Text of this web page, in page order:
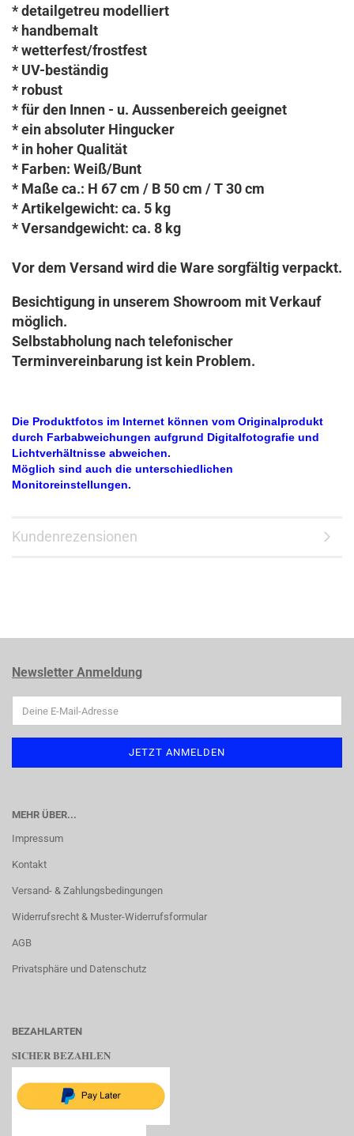
* detailgetreu modelliert
* handbemalt
* wetterfest/frostfest
* UV-beständig
* robust
* für den Innen - u. Aussenbereich geeignet
* ein absoluter Hingucker
* in hoher Qualität
* Farben: Weiß/Bunt
* Maße ca.: H 67 cm / B 50 cm / T 30 cm
* Artikelgewicht: ca. 5 kg
* Versandgewicht: ca. 8 kg
Vor dem Versand wird die Ware sorgfältig verpackt.
Besichtigung in unserem Showroom mit Verkauf
möglich.
Selbstabholung nach telefonischer
Terminvereinbarung ist kein Problem.
Die Produktfotos im Internet können vom Originalprodukt
durch Farbabweichungen aufgrund Digitalfotografie und
Lichtverhältnisse abweichen.
Möglich sind auch die unterschiedlichen
Monitoreinstellungen.
Kundenrezensionen
Newsletter Anmeldung
MEHR ÜBER...
Impressum
Kontakt
Versand- & Zahlungsbedingungen
Widerrufsrecht & Muster-Widerrufsformular
AGB
Privatsphäre und Datenschutz
BEZAHLARTEN
SICHER BEZAHLEN